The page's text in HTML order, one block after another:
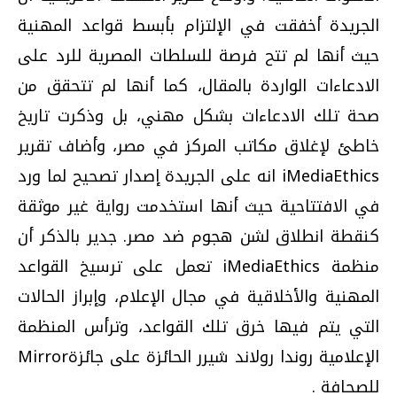
الجريدة أخفقت في الإلتزام بأبسط قواعد المهنية
حيث أنها لم تتح فرصة للسلطات المصرية للرد على
الادعاءات الواردة بالمقال، كما أنها لم تتحقق من
صحة تلك الادعاءات بشكل مهني، بل وذكرت تاريخ
خاطئ لإغلاق مكاتب المركز في مصر، وأضاف تقرير
iMediaEthics انه على الجريدة إصدار تصحيح لما ورد
في الافتتاحية حيث أنها استخدمت رواية غير موثقة
كنقطة انطلاق لشن هجوم ضد مصر. جدير بالذكر أن
منظمة iMediaEthics تعمل على ترسيخ القواعد
المهنية والأخلاقية في مجال الإعلام، وإبراز الحالات
التي يتم فيها خرق تلك القواعد، وترأس المنظمة
الإعلامية روندا رولاند شيرر الحائزة على جائزةMirror
للصحافة .